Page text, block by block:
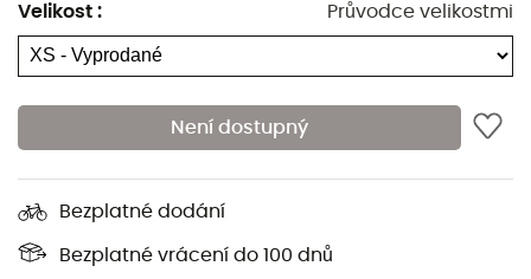
Velikost : Průvodce velikostmi
Není dostupný
Bezplatné dodání
Bezplatné vrácení do 100 dnů
1 náprsní kapsa
2 přední kapsy
Kapuce s elastickým uzávěrem
Stretchové vložky Merino Naturetec Light na
zádech
Větruodolná
Voděodolná